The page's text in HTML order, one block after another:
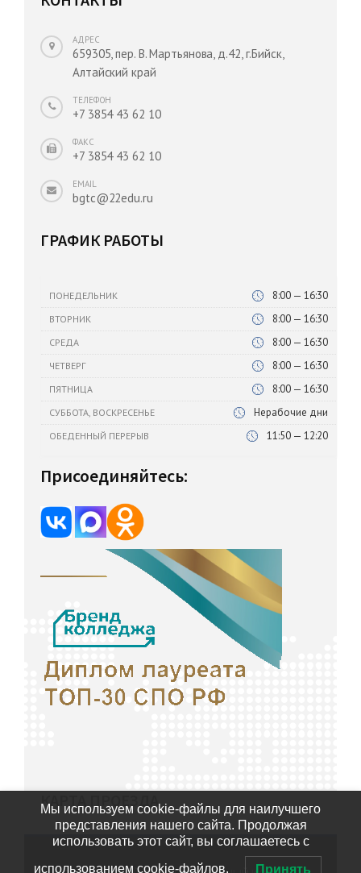
АДРЕС
659305, пер. В. Мартьянова, д.42, г.Бийск,
Алтайский край
ТЕЛЕФОН
+7 3854 43 62 10
ФАКС
+7 3854 43 62 10
EMAIL
bgtc@22edu.ru
ГРАФИК РАБОТЫ
ПОНЕДЕЛЬНИК 8:00 — 16:30
ВТОРНИК 8:00 — 16:30
СРЕДА 8:00 — 16:30
ЧЕТВЕРГ 8:00 — 16:30
ПЯТНИЦА 8:00 — 16:30
СУББОТА, ВОСКРЕСЕНЬЕ Нерабочие дни
ОБЕДЕННЫЙ ПЕРЕРЫВ 11:50 — 12:20
Присоединяйтесь:
КАРТА ПРОЕЗДА
Мы используем cookie-файлы для наилучшего
представления нашего сайта. Продолжая
использовать этот сайт, вы соглашаетесь с
использованием cookie-файлов. Принять